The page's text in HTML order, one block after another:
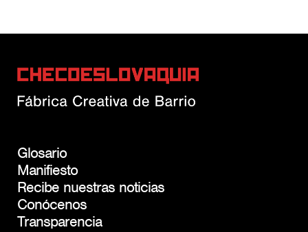
Glosario
Manifiesto
Recibe nuestras noticias
Conócenos
Transparencia